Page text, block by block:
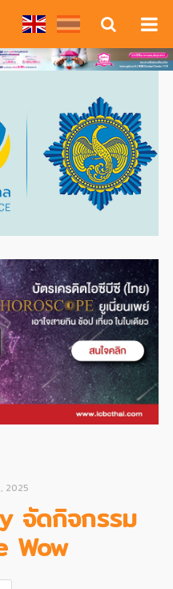
2025
จัดกิจกรรม
Wow